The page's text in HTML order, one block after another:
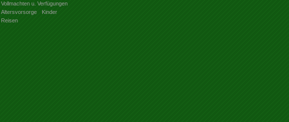
Vollmachten u. Verfügungen
Altersvorsorge
Kinder
Reisen